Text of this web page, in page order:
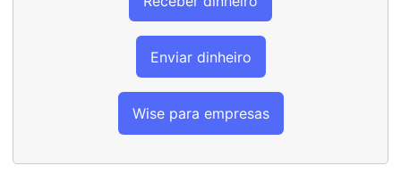
Enviar dinheiro
Wise para empresas